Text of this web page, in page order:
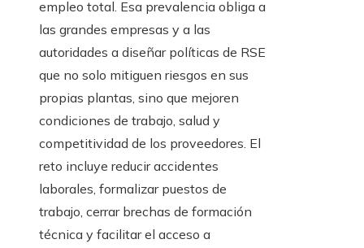
empleo total. Esa prevalencia obliga a
las grandes empresas y a las
autoridades a diseñar políticas de RSE
que no solo mitiguen riesgos en sus
propias plantas, sino que mejoren
condiciones de trabajo, salud y
competitividad de los proveedores. El
reto incluye reducir accidentes
laborales, formalizar puestos de
trabajo, cerrar brechas de formación
técnica y facilitar el acceso a